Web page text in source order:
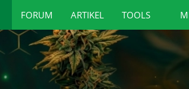
FORUM ARTIKEL TOOLS